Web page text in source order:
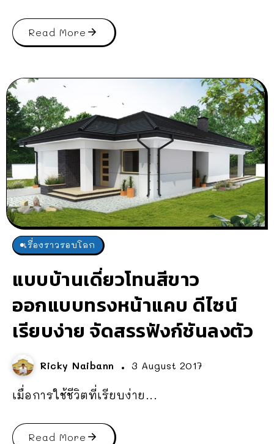
Read More
เรื่องราวรอบโลก
แบบบ้านเดี่ยวโทนสีขาว
ออกแบบทรงหน้าแคบ ดีไซน์
เรียบง่าย จัดสรรฟังก์ชันลงตัว
Ricky Naibann 3 August 2017
เมื่อการใช้ชีวิตที่เรียบง่าย...
Read More